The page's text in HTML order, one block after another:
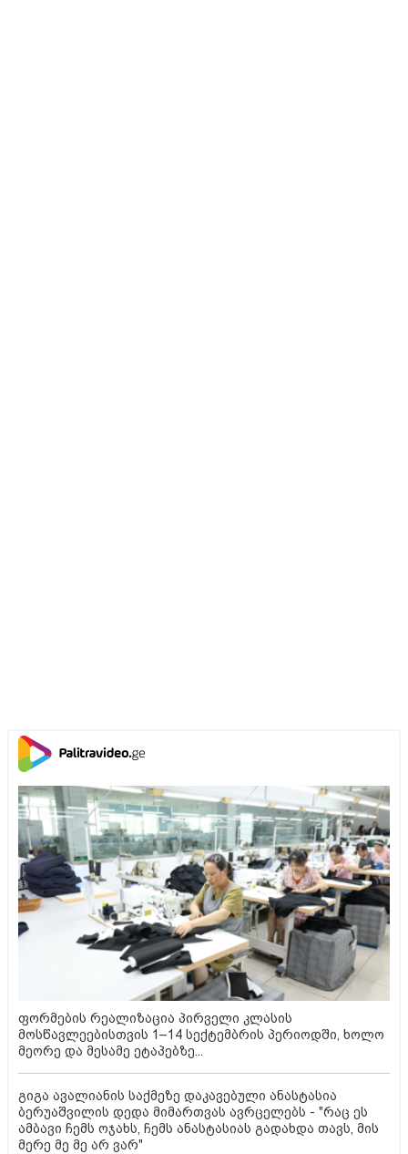
ფორმების რეალიზაცია პირველი კლასის
მოსწავლეებისთვის 1–14 სექტემბრის პერიოდში, ხოლო
მეორე და მესამე ეტაპებზე...
გიგა ავალიანის საქმეზე დაკავებული ანასტასია
ბერუაშვილის დედა მიმართვას ავრცელებს - "რაც ეს
ამბავი ჩემს ოჯახს, ჩემს ანასტასიას გადახდა თავს, მის
მერე მე მე არ ვარ"